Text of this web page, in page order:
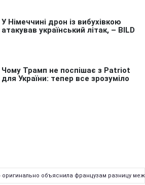
оригинально объяснила французам разницу